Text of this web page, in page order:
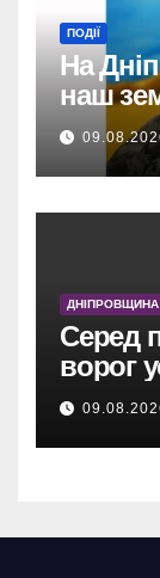
ПОДІЇ
На
наш
ДНІПРОВЩИНА
Серед
ворог